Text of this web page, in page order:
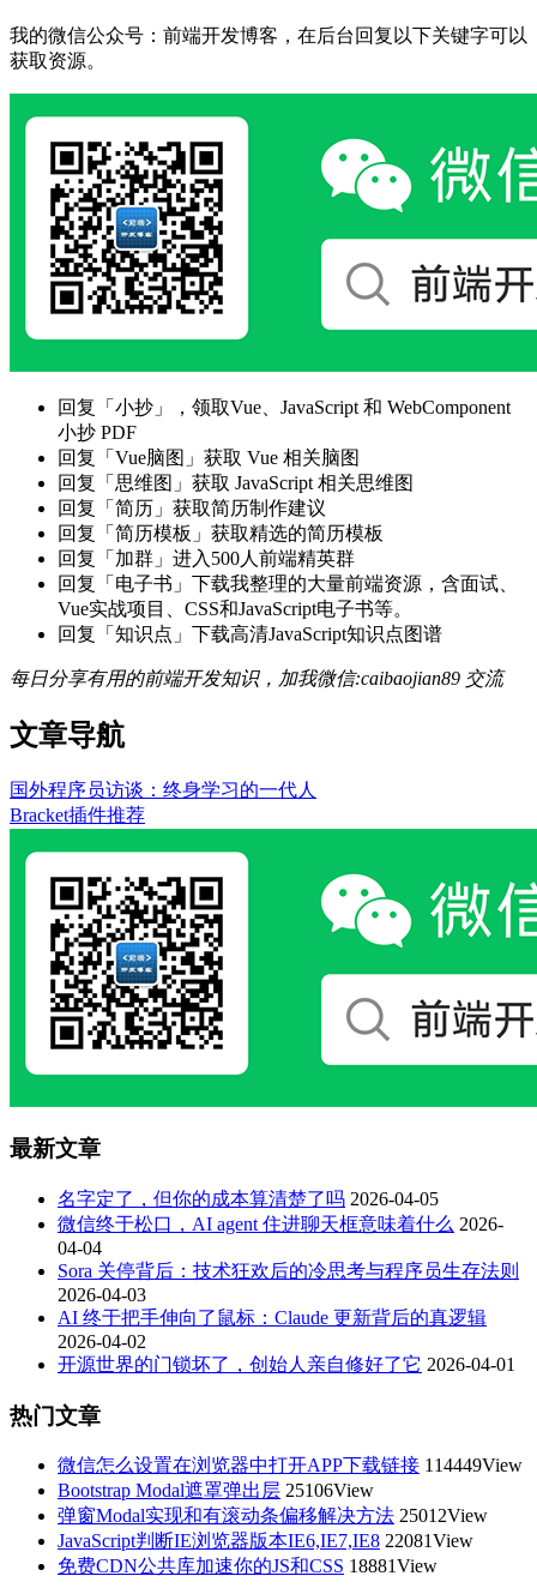
我的微信公众号：前端开发博客，在后台回复以下关键字可以
获取资源。
回复「小抄」，领取Vue、JavaScript 和 WebComponent
小抄 PDF
回复「Vue脑图」获取 Vue 相关脑图
回复「思维图」获取 JavaScript 相关思维图
回复「简历」获取简历制作建议
回复「简历模板」获取精选的简历模板
回复「加群」进入500人前端精英群
回复「电子书」下载我整理的大量前端资源，含面试、
Vue实战项目、CSS和JavaScript电子书等。
回复「知识点」下载高清JavaScript知识点图谱
每日分享有用的前端开发知识，加我微信:caibaojian89 交流
文章导航
国外程序员访谈：终身学习的一代人
Bracket插件推荐
最新文章
名字定了，但你的成本算清楚了吗 2026-04-05
微信终于松口，AI agent 住进聊天框意味着什么 2026-
04-04
Sora 关停背后：技术狂欢后的冷思考与程序员生存法则
2026-04-03
AI 终于把手伸向了鼠标：Claude 更新背后的真逻辑
2026-04-02
开源世界的门锁坏了，创始人亲自修好了它 2026-04-01
热门文章
微信怎么设置在浏览器中打开APP下载链接 114449View
Bootstrap Modal遮罩弹出层 25106View
弹窗Modal实现和有滚动条偏移解决方法 25012View
JavaScript判断IE浏览器版本IE6,IE7,IE8 22081View
免费CDN公共库加速你的JS和CSS 18881View